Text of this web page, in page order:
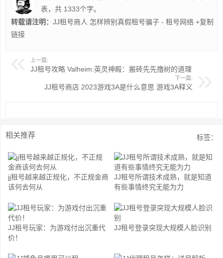
表，共 1333个字。
转载请注明： JJ租号商人 怎样辨别真假租号骗子 - 租号网络 +复制
链接
上一篇:
JJ租号攻略 Valheim:英灵神殿：搬砖先先撸树的道理
下一篇:
JJ租号商店 2023游戏3A是什么意思 游戏3A释义
相关推荐 标签：
jj租号越来越正规化，不正规金商
该何去何从
JJ租号所谓技术成熟，就是知道
有些事情终究无能为力
JJ租号玩家：为游戏付出沉重代
价！
JJ租号登录突现大规模人脸识别